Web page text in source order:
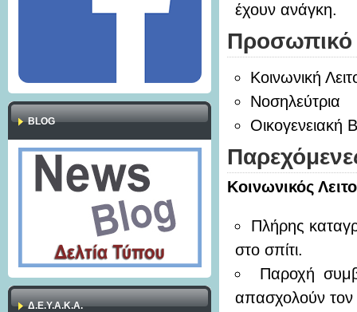
BLOG
Δ.Ε.Υ.Α.Κ.Α.
έχουν ανάγκη.
Προσωπικό
Κοινωνική
Νοσηλεύτρια
Οικογενειακή
Κοινωνικός
Πλήρης
στο σπίτι.
Παροχή
απασχολούν τον